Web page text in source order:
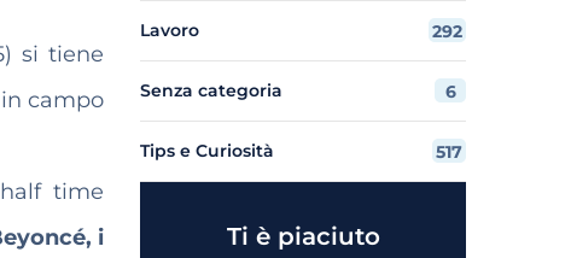
si tiene
campo
time
i
Lavoro 292
Senza categoria 6
Tips e Curiosità 517
Ti è piaciuto